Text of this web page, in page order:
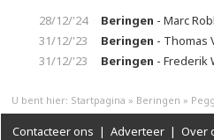
28/12/'24
Beringen - Marc
31/12/'23
Beringen - Thomas
31/12/'23
Beringen - Frederik
U bent hier: Startpagina » Beringen »
Contacteer ons | Adverteer | Over